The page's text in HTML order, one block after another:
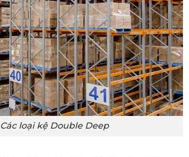
Các loại kệ Double Deep